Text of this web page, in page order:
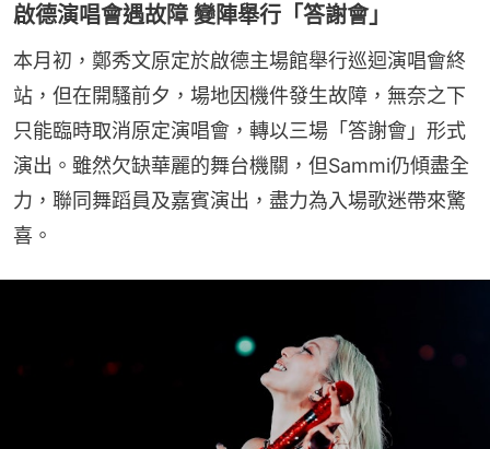
啟德演唱會遇故障 變陣舉行「答謝會」
本月初，鄭秀文原定於啟德主場館舉行巡迴演唱會終
站，但在開騷前夕，場地因機件發生故障，無奈之下
只能臨時取消原定演唱會，轉以三場「答謝會」形式
演出。雖然欠缺華麗的舞台機關，但Sammi仍傾盡全
力，聯同舞蹈員及嘉賓演出，盡力為入場歌迷帶來驚
喜。